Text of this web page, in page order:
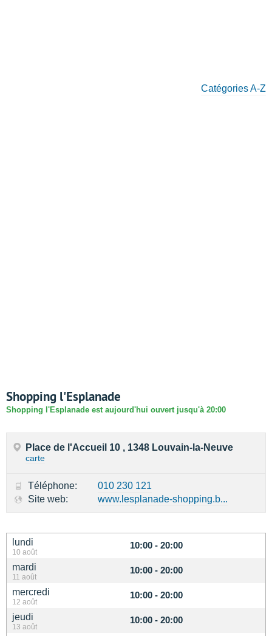
Catégories A-Z
Shopping l'Esplanade
Shopping l'Esplanade est aujourd'hui ouvert jusqu'à 20:00
lundi
10 août
10:00 - 20:00
mardi
11 août
10:00 - 20:00
mercredi
12 août
10:00 - 20:00
jeudi
13 août
10:00 - 20:00
Place de l'Accueil 10 , 1348 Louvain-la-Neuve
carte
Téléphone:
010 230 121
Site web:
www.lesplanade-shopping.b...